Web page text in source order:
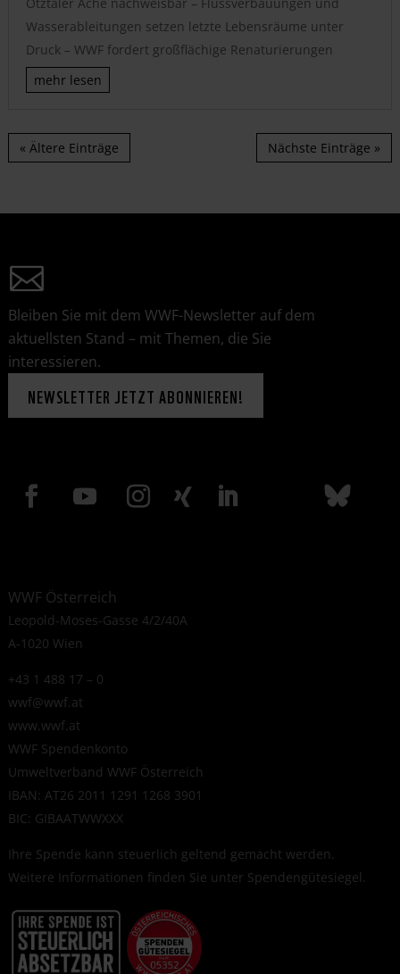
Wasserableitungen setzen letzte Lebensräume unter
Druck – WWF fordert großflächige Renaturierungen
mehr lesen
« Ältere Einträge Nächste Einträge »
Bleiben Sie mit dem WWF-Newsletter auf dem
aktuellsten Stand – mit Themen, die Sie
interessieren.
NEWSLETTER JETZT ABONNIEREN!
WWF Österreich
Leopold-Moses-Gasse 4/2/40A
A-1020 Wien
+43 1 488 17 – 0
wwf@wwf.at
www.wwf.at
WWF Spendenkonto
Umweltverband WWF Österreich
IBAN: AT26 2011 1291 1268 3901
BIC: GIBAATWWXXX
Ihre Spende kann steuerlich geltend gemacht werden.
Weitere Informationen finden Sie unter Spendengütesiegel